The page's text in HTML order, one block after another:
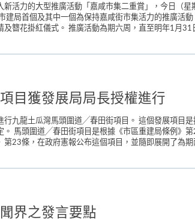
活力的大型推廣活動「嘉咸市集二重賞」，今日（
建局首個及其中一個為保持嘉咸街市集活力的推廣活
簪花掛紅儀式。 推廣活動為期六周，直至明年1月
目獲發展局局長授權進行
九龍土瓜灣馬頭圍道╱春田街項目。 這個發展項目
。 馬頭圍道╱春田街項目是根據《市區重建局條例》
23條，在政府憲報公布這個項目，並隨即展開了為
界之發言要點